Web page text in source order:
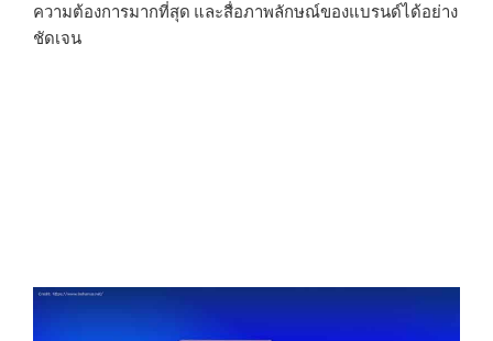
ความต้องการมากที่สุด และสื่อภาพลักษณ์ของแบรนด์ได้อย่าง
ชัดเจน